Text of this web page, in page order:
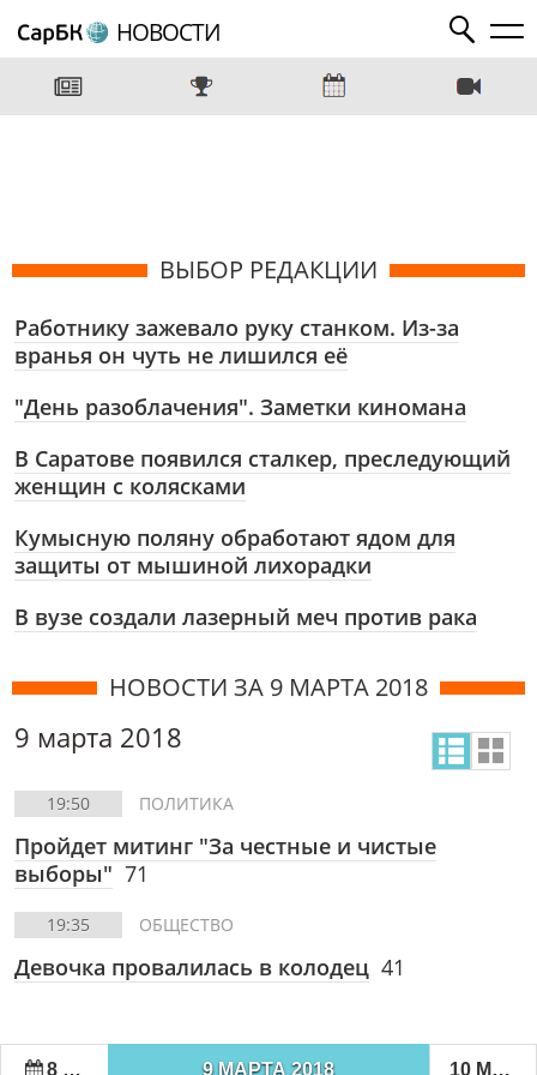
НОВОСТИ
ВЫБОР РЕДАКЦИИ
Работнику зажевало руку станком. Из-за
вранья он чуть не лишился её
"День разоблачения". Заметки киномана
В Саратове появился сталкер, преследующий
женщин с колясками
Кумысную поляну обработают ядом для
защиты от мышиной лихорадки
В вузе создали лазерный меч против рака
НОВОСТИ ЗА 9 МАРТА 2018
9 марта 2018
19:50 ПОЛИТИКА
Пройдет митинг "За честные и чистые
выборы" 71
19:35 ОБЩЕСТВО
Девочка провалилась в колодец 41
8 МАРТА 2018 9 МАРТА 2018 10 МАРТА 2018